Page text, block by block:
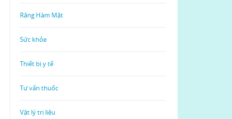
Răng Hàm Mặt
Sức khỏe
Thiết bị y tế
Tư vấn thuốc
Vật lý trị liệu